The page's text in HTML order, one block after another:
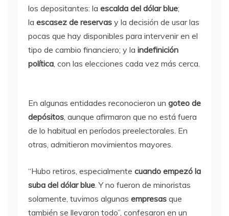
los depositantes: la escalda del dólar blue;
la escasez de reservas y la decisión de usar las
pocas que hay disponibles para intervenir en el
tipo de cambio financiero; y la indefinición
política, con las elecciones cada vez más cerca.
En algunas entidades reconocieron un goteo de
depósitos, aunque afirmaron que no está fuera
de lo habitual en períodos preelectorales. En
otras, admitieron movimientos mayores.
“Hubo retiros, especialmente cuando empezó la
suba del dólar blue. Y no fueron de minoristas
solamente, tuvimos algunas empresas que
también se llevaron todo”, confesaron en un